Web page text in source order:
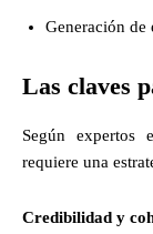
Generación de
Las claves
Según expertos
requiere una
Credibilidad y